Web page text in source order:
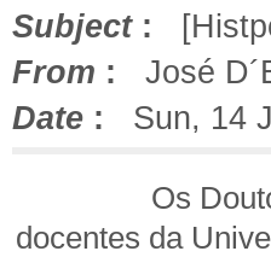
Subject:
From : José
Date : Sun, 14
Os Doutores
docentes da